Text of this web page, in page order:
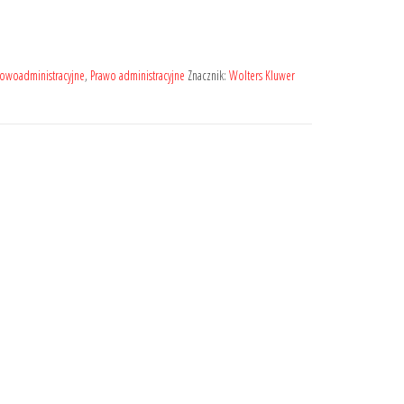
, Prawo administracyjne Znacznik: Wolters Kluwer